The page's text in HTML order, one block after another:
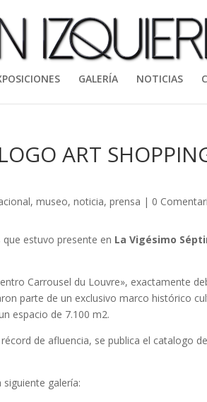
GALERÍA NOTICIAS
ART
,museo,noticia,prensa | 0
estuvo presente en La Vigésimo
Carrousel du Louvre», exactamente
parte de un exclusivo marco histórico
espacio de 7.100 m2.
de afluencia, se publica el catalogo de
siguiente galería: